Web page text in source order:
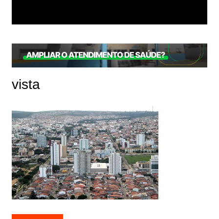
vista